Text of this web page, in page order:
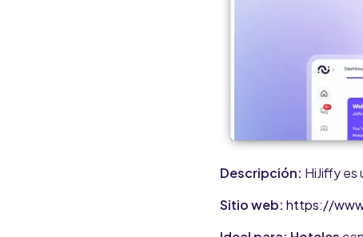
Descripción: HiJiffy es
Sitio web: https://